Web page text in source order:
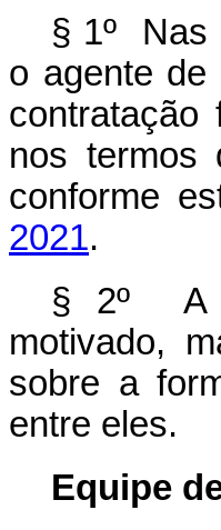
§ 1º Nas
o agente de
contratação
nos termos
conforme
2021.
§ 2º A
motivado,
sobre a
entre eles.
Equipe